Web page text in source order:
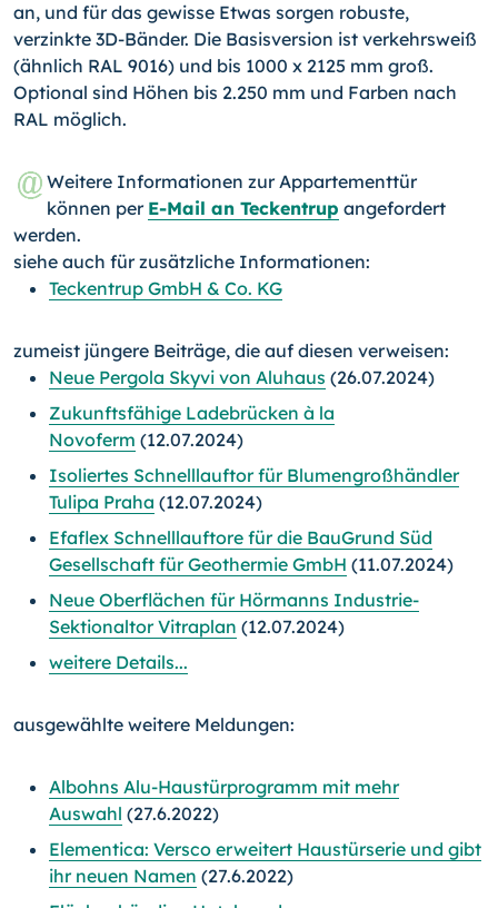
an, und für das gewisse Etwas sorgen robuste,
verzinkte 3D-Bän­der. Die Basisversion ist verkehrsweiß
(ähnlich RAL 9016) und bis 1000 x 2125 mm groß.
Optional sind Höhen bis 2.250 mm und Farben nach
RAL möglich.
Weitere Informationen zur Appartementtür
können per E-Mail an Teckentrup angefordert
werden.
siehe auch für zusätzliche Informationen:
Teckentrup GmbH & Co. KG
zumeist jüngere Beiträge, die auf diesen verweisen:
Neue Pergola Skyvi von Aluhaus (26.07.2024)
Zukunftsfähige Ladebrücken à la
Novoferm (12.07.2024)
Isoliertes Schnelllauftor für Blumengroßhändler
Tulipa Praha (12.07.2024)
Efaflex Schnelllauftore für die BauGrund Süd
Gesellschaft für Geothermie GmbH (11.07.2024)
Neue Oberflächen für Hörmanns Industrie-
Sektionaltor Vitraplan (12.07.2024)
weitere Details...
ausgewählte weitere Meldungen:
Albohns Alu-Haustürprogramm mit mehr
Auswahl (27.6.2022)
Elementica: Versco erweitert Haustürserie und gibt
ihr neuen Namen (27.6.2022)